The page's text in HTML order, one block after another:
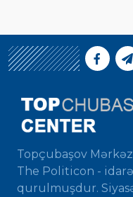
Topçubaşov
The Politicon -
qurulmuşdur.